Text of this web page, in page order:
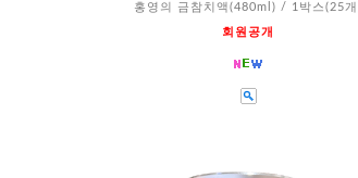
홍영의 금참치액(480ml) / 1박스(25
회원공개